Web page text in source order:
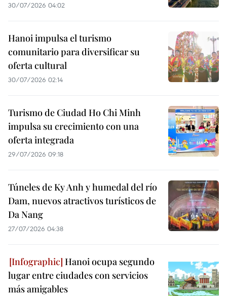
30/07/2026 04:02
Hanoi impulsa el turismo
comunitario para diversificar su
oferta cultural
30/07/2026 02:14
Turismo de Ciudad Ho Chi Minh
impulsa su crecimiento con una
oferta integrada
29/07/2026 09:18
Túneles de Ky Anh y humedal del río
Dam, nuevos atractivos turísticos de
Da Nang
27/07/2026 04:38
Hanoi ocupa segundo
lugar entre ciudades con servicios
más amigables